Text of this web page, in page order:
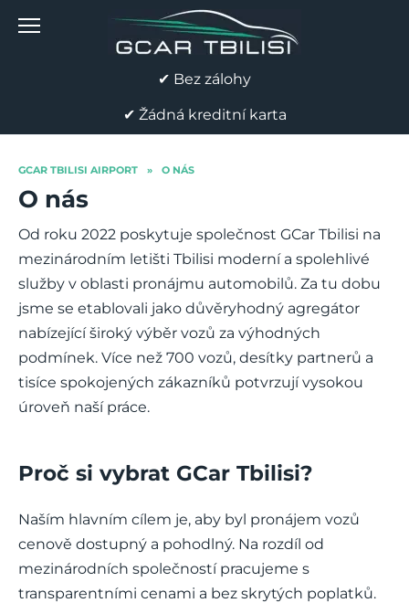
✔ Bez zálohy
✔ Žádná kreditní karta
GCAR TBILISI AIRPORT » O NÁS
O nás
Od roku 2022 poskytuje společnost GCar Tbilisi na
mezinárodním letišti Tbilisi moderní a spolehlivé
služby v oblasti pronájmu automobilů. Za tu dobu
jsme se etablovali jako důvěryhodný agregátor
nabízející široký výběr vozů za výhodných
podmínek. Více než 700 vozů, desítky partnerů a
tisíce spokojených zákazníků potvrzují vysokou
úroveň naší práce.
Proč si vybrat GCar Tbilisi?
Naším hlavním cílem je, aby byl pronájem vozů
cenově dostupný a pohodlný. Na rozdíl od
mezinárodních společností pracujeme s
transparentními cenami a bez skrytých poplatků.